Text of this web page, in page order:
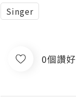
Singer
0個讚好